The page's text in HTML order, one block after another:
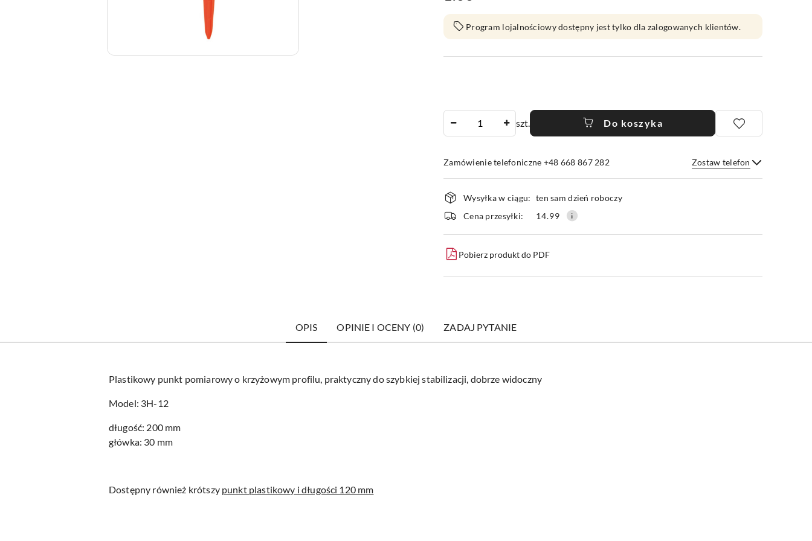
Program lojalnościowy dostępny jest tylko dla zalogowanych klientów.
szt. Do koszyka
Zamówienie telefoniczne +48 668 867 282 Zostaw telefon
Wyślij
Dostępność
i
dostawa
Wysyłka w ciągu: ten sam dzień roboczy
Cena przesyłki:
14.99
Pobierz produkt do PDF
OPIS OPINIE I OCENY (0) ZADAJ PYTANIE
Plastikowy punkt pomiarowy o krzyżowym profilu, praktyczny do szybkiej stabilizacji, dobrze widoczny
Model: 3H-12
długość: 200 mm
główka: 30 mm
Dostępny również krótszy punkt plastikowy i długości 120 mm